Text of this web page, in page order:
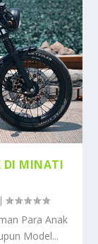
DI MINATI
|
Para Anak
Model...